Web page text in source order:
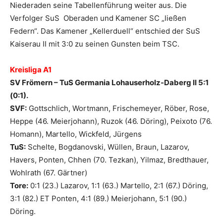
Niederaden seine Tabellenführung weiter aus. Die
Verfolger SuS Oberaden und Kamener SC „ließen
Federn“. Das Kamener „Kellerduell“ entschied der SuS
Kaiserau II mit 3:0 zu seinen Gunsten beim TSC.
Kreisliga A1
SV Frömern – TuS Germania Lohauserholz-Daberg ll 5:1
(0:1).
SVF: Gottschlich, Wortmann, Frischemeyer, Röber, Rose,
Heppe (46. Meierjohann), Ruzok (46. Döring), Peixoto (76.
Homann), Martello, Wickfeld, Jürgens
TuS: Schelte, Bogdanovski, Wüllen, Braun, Lazarov,
Havers, Ponten, Chhen (70. Tezkan), Yilmaz, Bredthauer,
Wohlrath (67. Gärtner)
Tore: 0:1 (23.) Lazarov, 1:1 (63.) Martello, 2:1 (67.) Döring,
3:1 (82.) ET Ponten, 4:1 (89.) Meierjohann, 5:1 (90.)
Döring.